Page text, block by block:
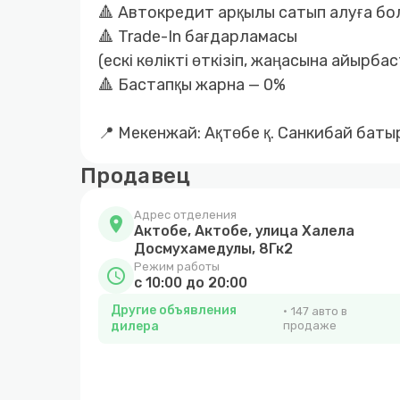
🔺 Автокредит арқылы сатып алуға
🔺 Trade-In бағдарламасы
(ескі көлікті өткізіп, жаңасына
🔺 Бастапқы жарна — 0%
📍 Мекенжай: Ақтөбе қ. Санкибай
Продавец
location_on Адрес отделения
Актобе, Актобе, улица Халела
Досмухамедулы, 8Гк2
schedule Режим работы
с 10:00 до 20:00
Другие объявления
дилера
147 авто в
продаже